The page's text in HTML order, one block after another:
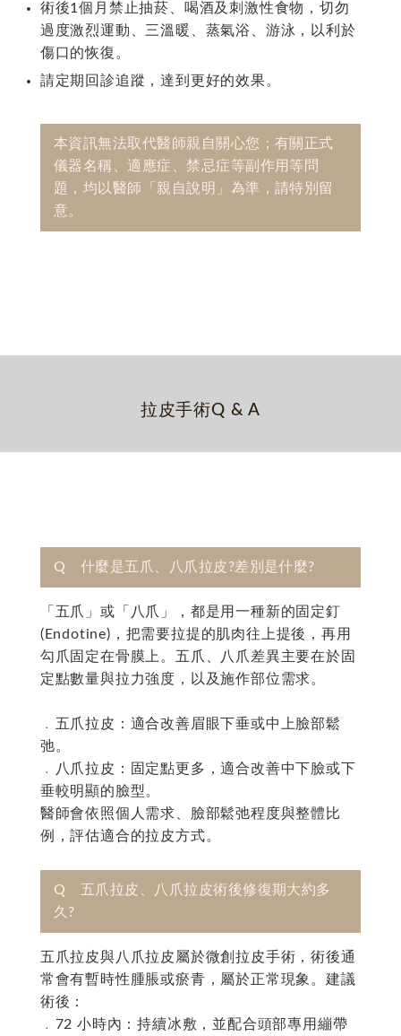
術後1個月禁止抽菸、喝酒及刺激性食物，切勿
過度激烈運動、三溫暖、蒸氣浴、游泳，以利於
傷口的恢復。
請定期回診追蹤，達到更好的效果。
本資訊無法取代醫師親自關心您；有關正式
儀器名稱、適應症、禁忌症等副作用等問
題，均以醫師「親自說明」為準，請特別留
意。
拉皮手術Q & A
Q 什麼是五爪、八爪拉皮?差別是什麼?
「五爪」或「八爪」，都是用一種新的固定釘
(Endotine)，把需要拉提的肌肉往上提後，再用
勾爪固定在骨膜上。五爪、八爪差異主要在於固
定點數量與拉力強度，以及施作部位需求。
﹒五爪拉皮：適合改善眉眼下垂或中上臉部鬆
弛。
﹒八爪拉皮：固定點更多，適合改善中下臉或下
垂較明顯的臉型。
醫師會依照個人需求、臉部鬆弛程度與整體比
例，評估適合的拉皮方式。
Q 五爪拉皮、八爪拉皮術後修復期大約多
久?
五爪拉皮與八爪拉皮屬於微創拉皮手術，術後通
常會有暫時性腫脹或瘀青，屬於正常現象。建議
術後：
﹒72 小時內：持續冰敷，並配合頭部專用繃帶